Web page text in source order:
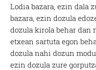
Lodia bazara, ezin dala
bazara, ezin dozula
dozula kirola behar dan
etxean sartuta egon
dozula nahi dozun
ezin dozula zure